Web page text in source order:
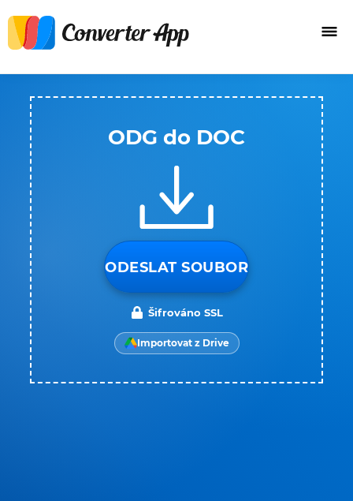
ODG do DOC
ODESLAT SOUBOR
Šifrováno SSL
Importovat z Drive